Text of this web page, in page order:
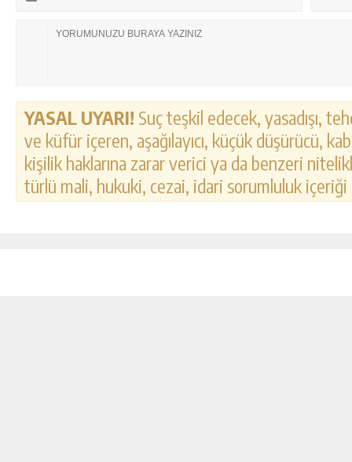
YASAL UYARI! Suç teşkil edecek, yasadışı,
ve küfür içeren, aşağılayıcı, küçük düşürücü,
kişilik haklarına zarar verici ya da benzeri
türlü mali, hukuki, cezai, idari sorumluluk